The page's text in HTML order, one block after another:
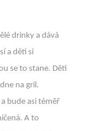
drinky a dává
a děti si
se to stane. Děti
na gril.
bude asi téměř
A to